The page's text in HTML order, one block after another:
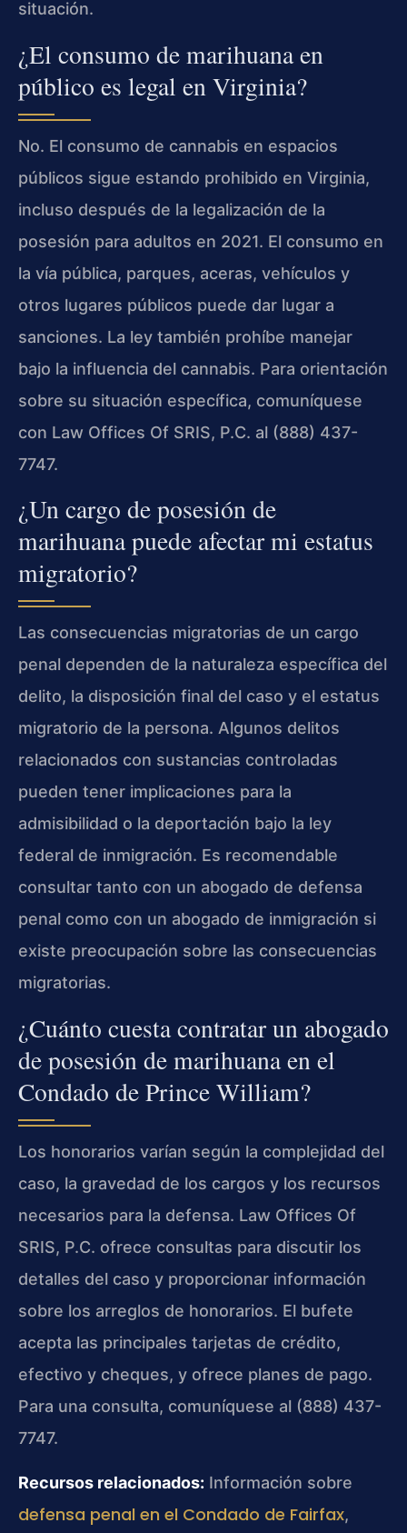
situación.
¿El consumo de marihuana en
público es legal en Virginia?
No. El consumo de cannabis en espacios
públicos sigue estando prohibido en Virginia,
incluso después de la legalización de la
posesión para adultos en 2021. El consumo en
la vía pública, parques, aceras, vehículos y
otros lugares públicos puede dar lugar a
sanciones. La ley también prohíbe manejar
bajo la influencia del cannabis. Para orientación
sobre su situación específica, comuníquese
con Law Offices Of SRIS, P.C. al (888) 437-
7747.
¿Un cargo de posesión de
marihuana puede afectar mi estatus
migratorio?
Las consecuencias migratorias de un cargo
penal dependen de la naturaleza específica del
delito, la disposición final del caso y el estatus
migratorio de la persona. Algunos delitos
relacionados con sustancias controladas
pueden tener implicaciones para la
admisibilidad o la deportación bajo la ley
federal de inmigración. Es recomendable
consultar tanto con un abogado de defensa
penal como con un abogado de inmigración si
existe preocupación sobre las consecuencias
migratorias.
¿Cuánto cuesta contratar un abogado
de posesión de marihuana en el
Condado de Prince William?
Los honorarios varían según la complejidad del
caso, la gravedad de los cargos y los recursos
necesarios para la defensa. Law Offices Of
SRIS, P.C. ofrece consultas para discutir los
detalles del caso y proporcionar información
sobre los arreglos de honorarios. El bufete
acepta las principales tarjetas de crédito,
efectivo y cheques, y ofrece planes de pago.
Para una consulta, comuníquese al (888) 437-
7747.
Recursos relacionados: Información sobre
defensa penal en el Condado de Fairfax,